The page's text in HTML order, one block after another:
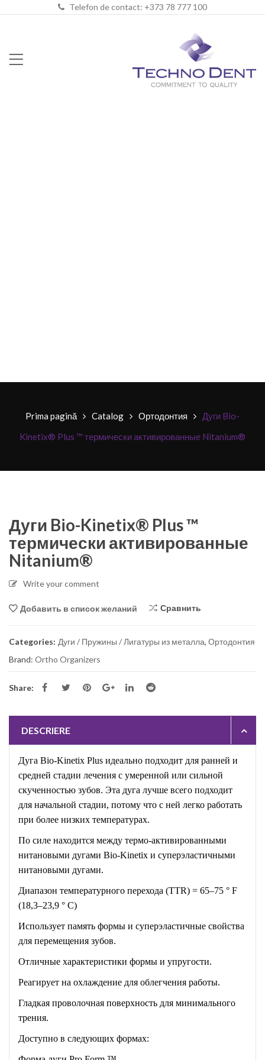
Telefon de contact: +373 78 777 100
Prima pagină Catalog Ортодонтия
Дуги Bio-
Kinetix® Plus ™ термически активированные Nitanium®
Дуги Bio-Kinetix® Plus ™
термически активированные
Nitanium®
Write your comment
Добавить в список желаний Сравнить
Categories: Дуги / Пружины / Лигатуры из металла, Ортодонтия
Brand: Ortho Organizers
Share:
DESCRIERE
Дуга Bio-Kinetix Plus идеально подходит для ранней и
средней стадии лечения с умеренной или сильной
скученностью зубов. Эта дуга лучше всего подходит
для начальной стадии, потому что с ней легко работать
при более низких температурах.
По силе находится между термо-активированными
нитановыми дугами Bio-Kinetix и суперэластичными
нитановыми дугами.
Диапазон температурного перехода (TTR) = 65–75 ° F
(18,3–23,9 ° C)
Использует память формы и суперэластичные свойства
для перемещения зубов.
Отличные характеристики формы и упругости.
Реагирует на охлаждение для облегчения работы.
Гладкая проволочная поверхность для минимального
трения.
Доступно в следующих формах: